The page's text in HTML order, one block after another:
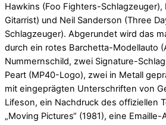
Hawkins (Foo Fighters-Schlagzeuger),
Gitarrist) und Neil Sanderson (Three
Schlagzeuger). Abgerundet wird das
durch ein rotes Barchetta-Modellauto
Nummernschild, zwei Signature-
Peart (MP40-Logo), zwei in Metall
mit eingeprägten Unterschriften von
Lifeson, ein Nachdruck des offiziellen
„Moving Pictures“ (1981), eine